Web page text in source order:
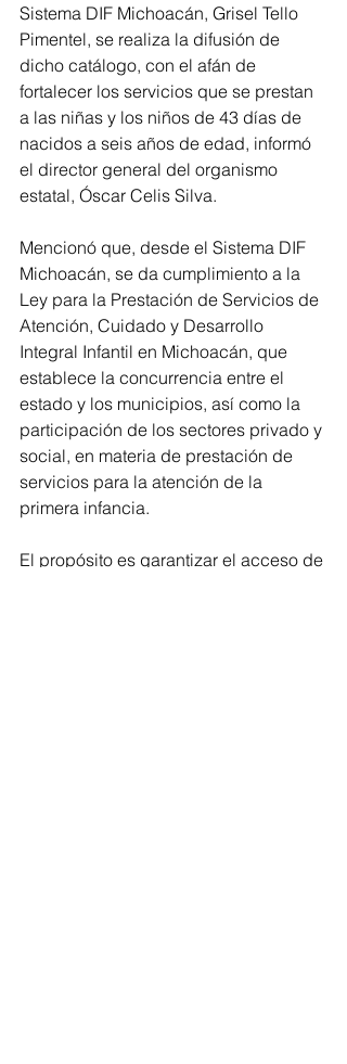
Sistema DIF Michoacán, Grisel Tello
Pimentel, se realiza la difusión de
dicho catálogo, con el afán de
fortalecer los servicios que se prestan
a las niñas y los niños de 43 días de
nacidos a seis años de edad, informó
el director general del organismo
estatal, Óscar Celis Silva.
Mencionó que, desde el Sistema DIF
Michoacán, se da cumplimiento a la
Ley para la Prestación de Servicios de
Atención, Cuidado y Desarrollo
Integral Infantil en Michoacán, que
establece la concurrencia entre el
estado y los municipios, así como la
participación de los sectores privado y
social, en materia de prestación de
servicios para la atención de la
primera infancia.
El propósito es garantizar el acceso de